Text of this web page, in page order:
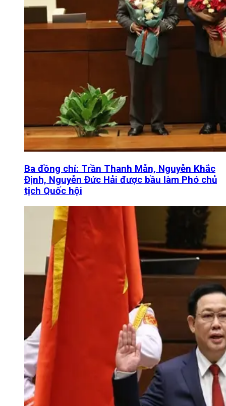
Ba đồng chí: Trần Thanh Mẫn, Nguyễn Khắc
Định, Nguyễn Đức Hải được bầu làm Phó chủ
tịch Quốc hội